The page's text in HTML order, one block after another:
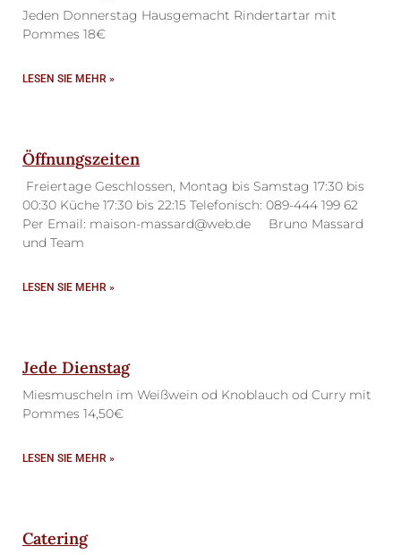
Jeden Donnerstag Hausgemacht Rindertartar mit
Pommes 18€
LESEN SIE MEHR »
Öffnungszeiten
Freiertage Geschlossen, Montag bis Samstag 17:30 bis
00:30 Küche 17:30 bis 22:15 Telefonisch: 089-444 199 62
Per Email: maison-massard@web.de Bruno Massard
und Team
LESEN SIE MEHR »
Jede Dienstag
Miesmuscheln im Weißwein od Knoblauch od Curry mit
Pommes 14,50€
LESEN SIE MEHR »
Catering